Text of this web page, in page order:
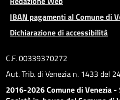
IBAN pagamenti al Comune di
Dichiarazione di accessibilità
C.F. 00339370272
Aut. Trib. di Venezia n. 1433 del
2016-2026 Comune di Venezia -